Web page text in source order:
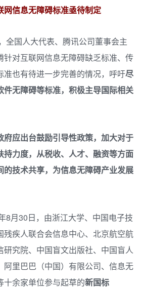
网信息无障碍标准亟待制定
全国人大代表、腾讯公司董事会主
针对互联网信息无障碍缺乏标准、传
准也有待进一步完善的情况，呼吁尽
件无障碍等标准，积极主导国际相关
府应出台鼓励引导性政策，加大对于
持力度，从税收、人才、融资等方面
的技术共享，为信息无障碍产业发展
8月30日，由浙江大学、中国电子技
残疾人联合会信息中心、北京航空航
研究院、中国盲文出版社、中国盲人
阿里巴巴（中国）有限公司、信息无
十余家单位参与起草的新国标